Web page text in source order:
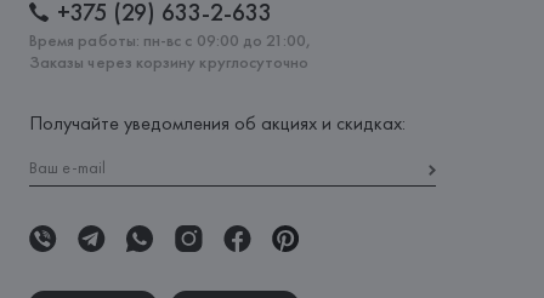
+375 (29) 633-2-633
Время работы: пн-вс с 09:00 до 21:00,
Заказы через корзину круглосуточно
Получайте уведомления об акциях и скидках: